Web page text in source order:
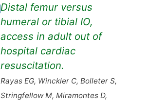
Distal femur versus
humeral or tibial IO,
access in adult out of
hospital cardiac
resuscitation.
Rayas EG, Winckler C, Bolleter S,
Stringfellow M, Miramontes D,